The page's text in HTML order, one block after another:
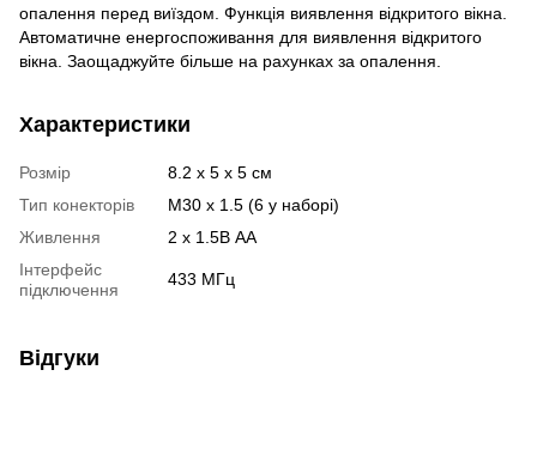
опалення перед виїздом. Функція виявлення відкритого вікна.
Автоматичне енергоспоживання для виявлення відкритого
вікна. Заощаджуйте більше на рахунках за опалення.
Характеристики
Розмір
8.2 x 5 x 5 см
Тип конекторів
M30 x 1.5 (6 у наборі)
Живлення
2 x 1.5В AA
Інтерфейс
підключення
433 МГц
Відгуки